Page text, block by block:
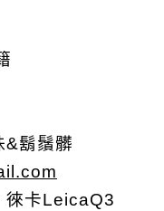
&鬍鬚髒
徠卡LeicaQ3